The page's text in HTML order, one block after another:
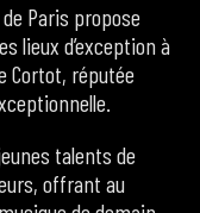
Paris propose
lieux d’exception à
Cortot, réputée
talents de
offrant au